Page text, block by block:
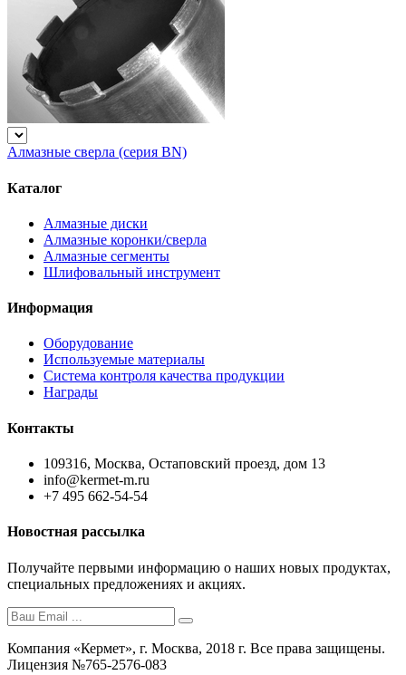
Алмазные сверла (серия BN)
Каталог
Алмазные диски
Алмазные коронки/сверла
Алмазные сегменты
Шлифовальный инструмент
Информация
Оборудование
Используемые материалы
Система контроля качества продукции
Награды
Контакты
109316, Москва, Остаповский проезд, дом 13
info@kermet-m.ru
+7 495 662-54-54
Новостная рассылка
Получайте первыми информацию о наших новых продуктах,
специальных предложениях и акциях.
Компания «Кермет», г. Москва, 2018 г. Все права защищены.
Лицензия №765-2576-083